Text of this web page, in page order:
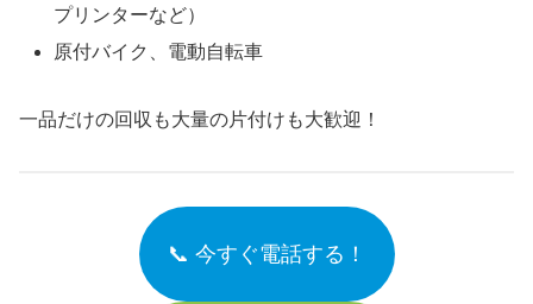
プリンターなど）
原付バイク、電動自転車
一品だけの回収も大量の片付けも大歓迎！
📞 今すぐ電話する！